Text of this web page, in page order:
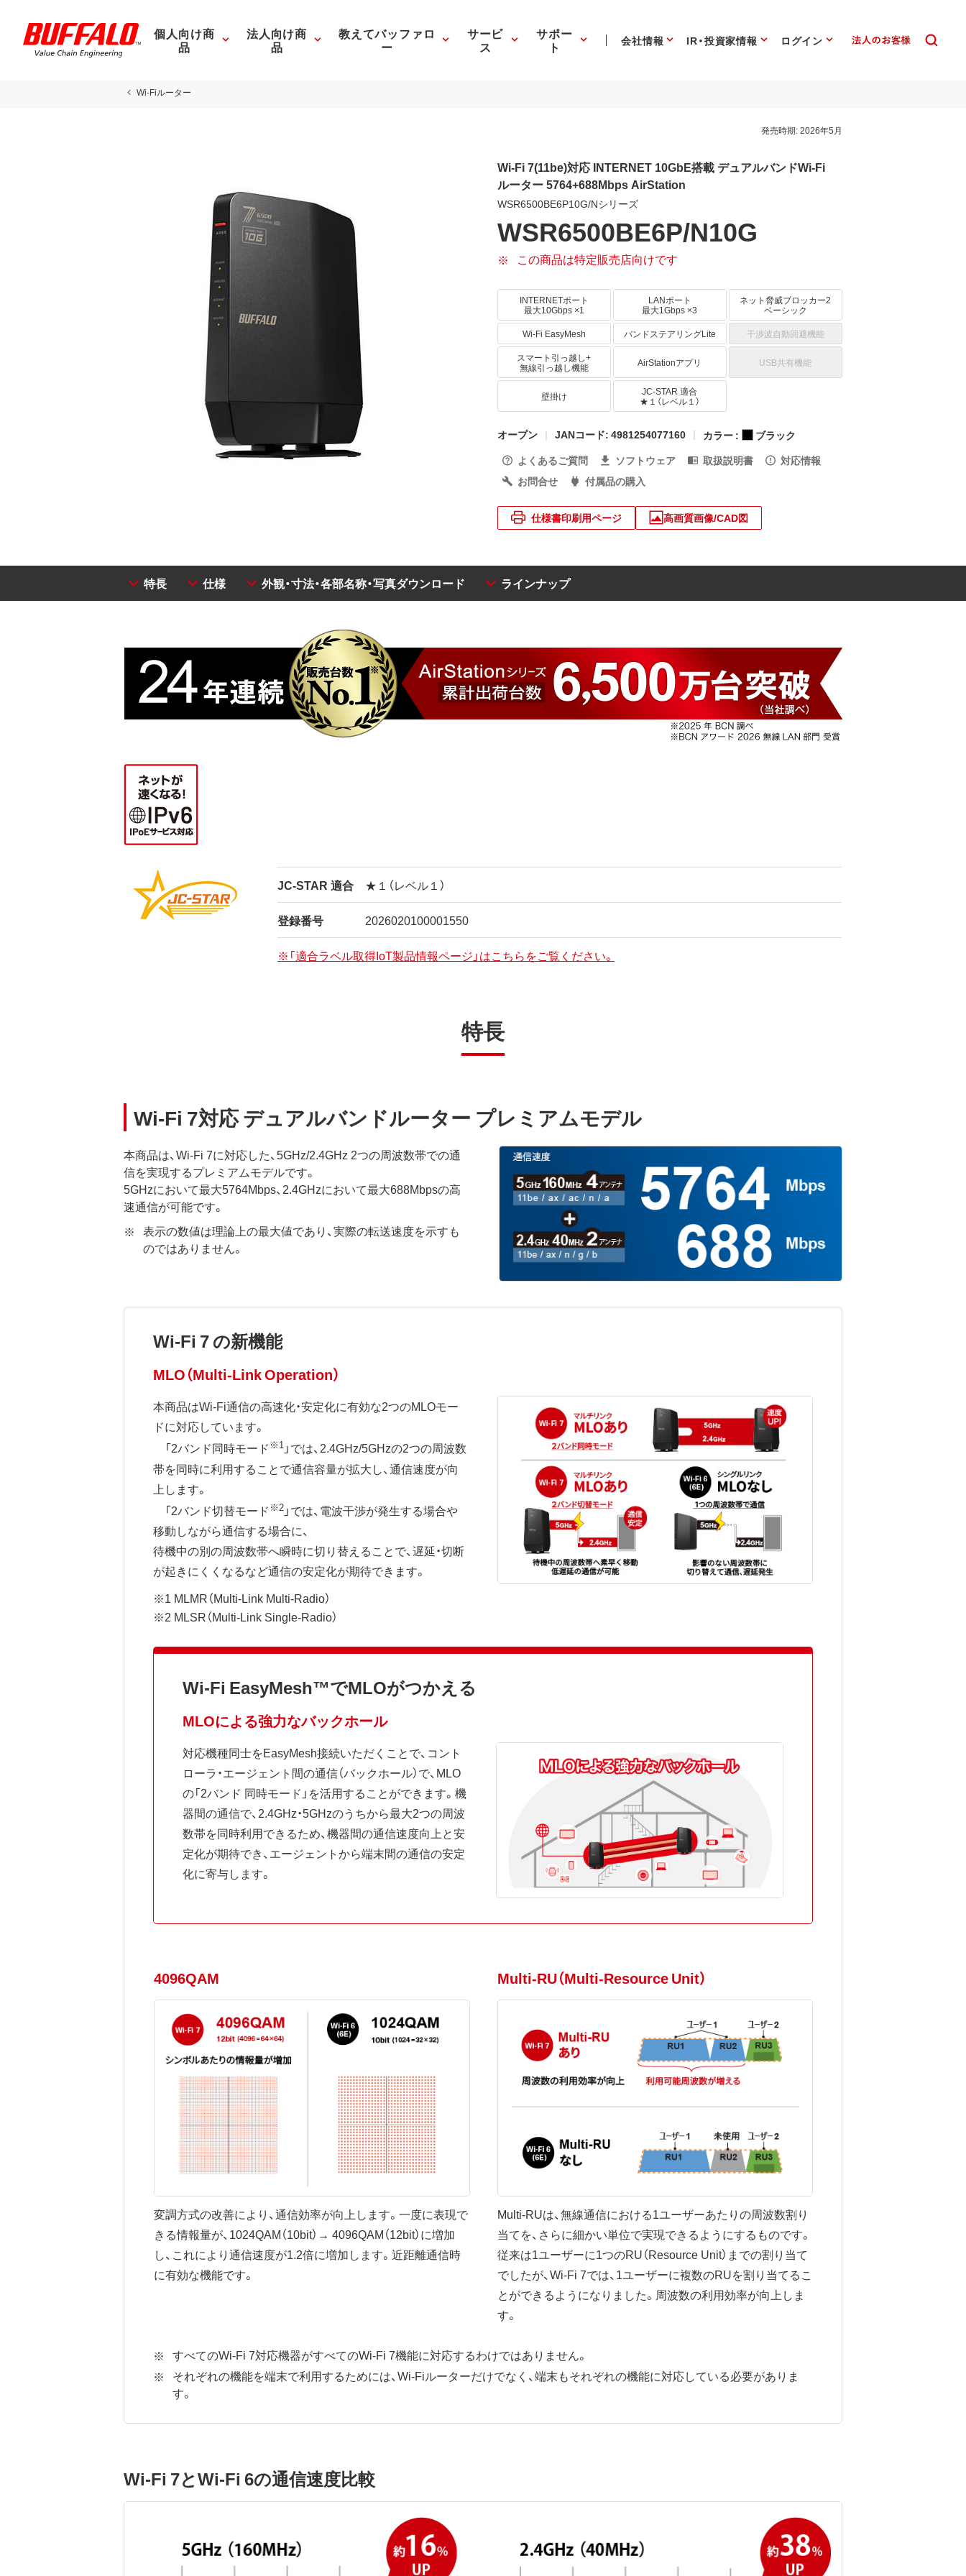
個人向け商
品
法人向け商
品
教えてバッファロ
ー
サービ
ス
サポー
ト 会社情報 IR・投資家情報 ログイン
Wi-Fiルーター
発売時期:2026年5月
Wi-Fi 7(11be)対応 INTERNET 10GbE搭載 デュアルバンドWi-Fi
ルーター 5764+688Mbps AirStation
WSR6500BE6P10G/Nシリーズ
WSR6500BE6P/N10G
この商品は特定販売店向けです
INTERNETポート
最大10Gbps ×1
LANポート
最大1Gbps ×3
ネット脅威ブロッカー2
ベーシック
Wi-Fi EasyMesh
バンドステアリングLite
干渉波自動回避機能
スマート引っ越し+
無線引っ越し機能 AirStationアプリ USB共有機能
壁掛け JC-STAR 適合
★１（レベル１）
オープン JANコード: 4981254077160 カラー :
ブラック
よくあるご質問
ソフトウェア 取扱説明書
対応情報
お問合せ
付属品の購入
仕様書印刷用ページ 高画質画像/CAD図
特長 仕様 外観・寸法・各部名称・写真ダウンロード ラインナップ
JC-STAR 適合 ★１（レベル１）
登録番号 2026020100001550
※「適合ラベル取得IoT製品情報ページ」はこちらをご覧ください。
特長
Wi-Fi 7対応 デュアルバンドルーター プレミアムモデル
本商品は、Wi-Fi 7に対応した、5GHz/2.4GHz 2つの周波数帯での通
信を実現するプレミアムモデルです。
5GHzにおいて最大5764Mbps、2.4GHzにおいて最大688Mbpsの高
速通信が可能です。
表示の数値は理論上の最大値であり、実際の転送速度を示すも
のではありません。
Wi-Fi 7 の新機能
MLO（Multi-Link Operation）
本商品はWi-Fi通信の高速化・安定化に有効な2つのMLOモー
ドに対応しています。
「2バンド同時モード ※1 」では、2.4GHz/5GHzの2つの周波数
帯を同時に利用することで通信容量が拡大し、通信速度が向
上します。
「2バンド切替モード ※2 」では、電波干渉が発生する場合や
移動しながら通信する場合に、
待機中の別の周波数帯へ瞬時に切り替えることで、遅延・切断
が起きにくくなるなど通信の安定化が期待できます。
※1 MLMR（Multi-Link Multi-Radio）
※2 MLSR（Multi-Link Single-Radio）
Wi-Fi EasyMesh™でMLOがつかえる
MLOによる強力なバックホール
対応機種同士をEasyMesh接続いただくことで、コント
ローラ・エージェント間の通信（バックホール）で、MLO
の「2バンド 同時モード」を活用することができます。機
器間の通信で、2.4GHz・5GHzのうちから最大2つの周波
数帯を同時利用できるため、機器間の通信速度向上と安
定化が期待でき、エージェントから端末間の通信の安定
化に寄与します。
4096QAM
変調方式の改善により、通信効率が向上します。一度に表現で
きる情報量が、1024QAM（10bit）→ 4096QAM（12bit）に増加
し、これにより通信速度が1.2倍に増加します。近距離通信時
に有効な機能です。
Multi-RU（Multi-Resource Unit）
Multi-RUは、無線通信における1ユーザーあたりの周波数割り
当てを、さらに細かい単位で実現できるようにするものです。
従来は1ユーザーに1つのRU​（Resource Unit）​​​​までの割り当て
でしたが、Wi-Fi 7では、1ユーザーに複数のRUを割り当てるこ
とができるようになりました。周波数の利用効率が向上しま
す。
すべてのWi-Fi 7対応機器がすべてのWi-Fi 7機能に対応するわけではありません。
それぞれの機能を端末で利用するためには、Wi-Fiルーターだけでなく、端末もそれぞれの機能に対応している必要がありま
す。
Wi-Fi 7とWi-Fi 6の通信速度比較